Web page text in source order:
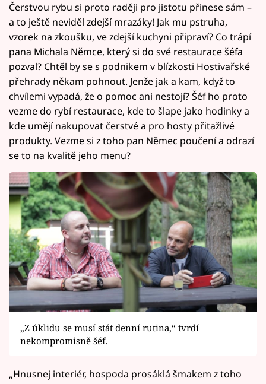
Čerstvou rybu si proto raději pro jistotu přinese sám –
a to ještě neviděl zdejší mrazáky! Jak mu pstruha,
vzorek na zkoušku, ve zdejší kuchyni připraví? Co trápí
pana Michala Němce, který si do své restaurace šéfa
pozval? Chtěl by se s podnikem v blízkosti Hostivařské
přehrady někam pohnout. Jenže jak a kam, když to
chvílemi vypadá, že o pomoc ani nestojí? Šéf ho proto
vezme do rybí restaurace, kde to šlape jako hodinky a
kde umějí nakupovat čerstvé a pro hosty přitažlivé
produkty. Vezme si z toho pan Němec poučení a odrazí
se to na kvalitě jeho menu?
„Z úklidu se musí stát denní rutina,“ tvrdí
nekompromisně šéf.
„Hnusnej interiér, hospoda prosáklá šmakem z toho